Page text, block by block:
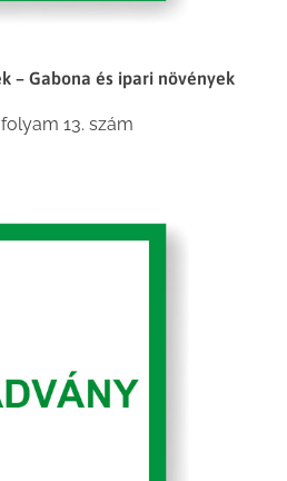
– Gabona és ipari növények
13. szám